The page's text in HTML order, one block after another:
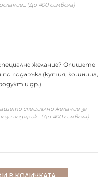
желание? Опишете
по подаръка (кутия, кошница,
и др.)